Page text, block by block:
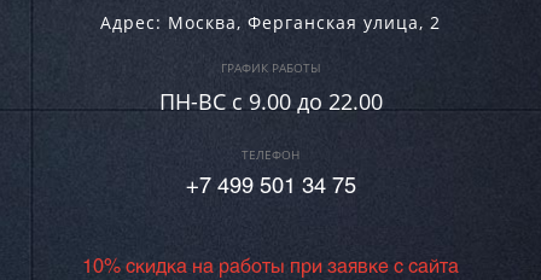
Адрес: Москва, Ферганская улица, 2
ГРАФИК РАБОТЫ
ПН-ВC c 9.00 до 22.00
ТЕЛЕФОН
+7 499 501 34 75
10% скидка на работы при заявке с сайта